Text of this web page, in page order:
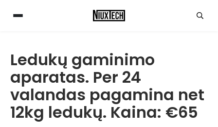
Ledukų gaminimo
aparatas. Per 24
valandas pagamina net
12kg ledukų. Kaina: €65